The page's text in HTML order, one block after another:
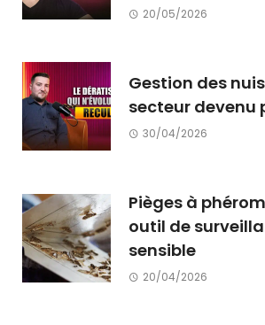
20/05/2026
Gestion des
secteur devenu
30/04/2026
Pièges à
outil de
sensible
20/04/2026